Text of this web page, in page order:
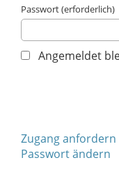
Passwort (erforderlich)
Angemeldet
Zugang anfordern
Passwort ändern